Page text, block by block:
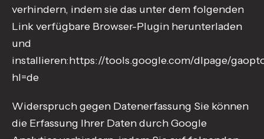
verhindern, indem sie das unter dem folgenden
Link verfügbare Browser-Plugin herunterladen
und
installieren:https://tools.google.com/dlpage/
hl=de
Widerspruch gegen Datenerfassung Sie können
die Erfassung Ihrer Daten durch Google